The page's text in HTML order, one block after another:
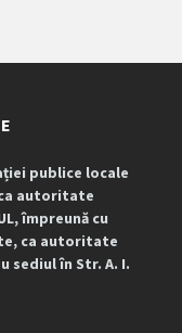
publice locale
ca autoritate
împreună cu
ca autoritate
sediul în Str. A. I.